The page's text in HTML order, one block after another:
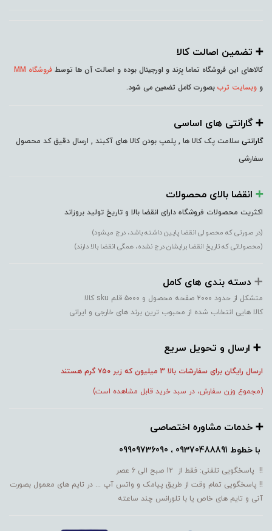
➕️ تضمین اصالت کالا
کالاهای این فروشگاه تماما بِرَند و اورجینال بوده و اصالت آن ها توسط فروشگاه MM
و وبسایت ترب بصورت کامل تضمین می شود.
➕️ گارانتی های اساسی
گارانتی سلامت پک کالا ها , پلمپ بودن کالا های آکبند , ارسال دقیق کد محصول
سفارشی
➕️ انقضا بالای محصولات
اکثریت محصولات فروشگاه دارای انقضا بالا و تاریخ تولید بروزاند
(در صورتی که محصولی انقضا پایین داشته باشد، درج میشود)
(محصولاتی که تاریخ انقضا برایشان درج نشده، همگی انقضا بالا دارند)
➕️ دسته بندی های کامل
متشکل از حدود ۲۰۰۰ صفحه محصول و ۵۰۰۰ قلم sku کالا
کالا هایی انتخاب شده از محبوب ترین برند های خارجی و ایرانی
➕️ ارسال و تحویل سریع
ارسال رایگان برای سفارشات بالا 3 میلیون که زیر ۷۵۰ گرم هستند
(مجموع وزن سفارش، در سبد خرید قابل مشاهده است)
➕️ خدمات مشاوره اختصاصی
با خطوط 09370488891 ، 09909736090
!! پاسخگویی تلفنی: فقط از 12 صبح الی 6 عصر
!! پاسخگویی تمام وقت از طریق پیامک و واتس آپ ... در تایم های معمول بصورت
آنی و تایم های خاص یا با تلورانس چند ساعته